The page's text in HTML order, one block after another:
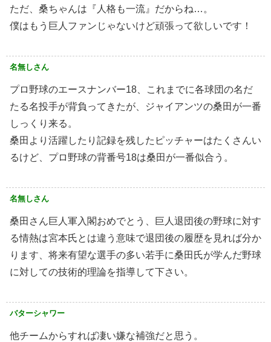
ただ、桑ちゃんは『人格も一流』だからね…。
僕はもう巨人ファンじゃないけど頑張って欲しいです！
名無しさん
プロ野球のエースナンバー18、これまでに各球団の名だ
たる名投手が背負ってきたが、ジャイアンツの桑田が一番
しっくり来る。
桑田より活躍したり記録を残したピッチャーはたくさんい
るけど、プロ野球の背番号18は桑田が一番似合う。
名無しさん
桑田さん巨人軍入閣おめでとう、巨人退団後の野球に対す
る情熱は宮本氏とは違う意味で退団後の履歴を見れば分か
ります、将来有望な選手の多い若手に桑田氏が学んだ野球
に対しての技術的理論を指導して下さい。
バターシャワー
他チームからすれば凄い嫌な補強だと思う。